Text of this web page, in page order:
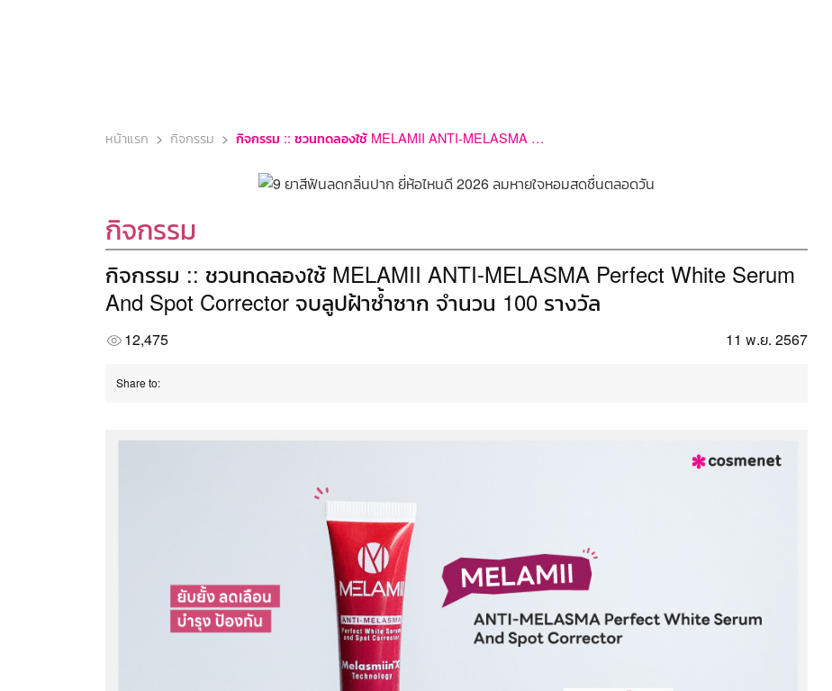
หน้าแรก กิจกรรม กิจกรรม :: ชวนทดลองใช้ MELAMII ANTI-MELASMA Perfect White Serum And Spot Corrector จบลูปฝ้าซ้ำซาก จำนวน 100 รางวัล
กิจกรรม
กิจกรรม :: ชวนทดลองใช้ MELAMII ANTI-MELASMA Perfect White Serum
And Spot Corrector จบลูปฝ้าซ้ำซาก จำนวน 100 รางวัล
12,475 11 พ.ย. 2567